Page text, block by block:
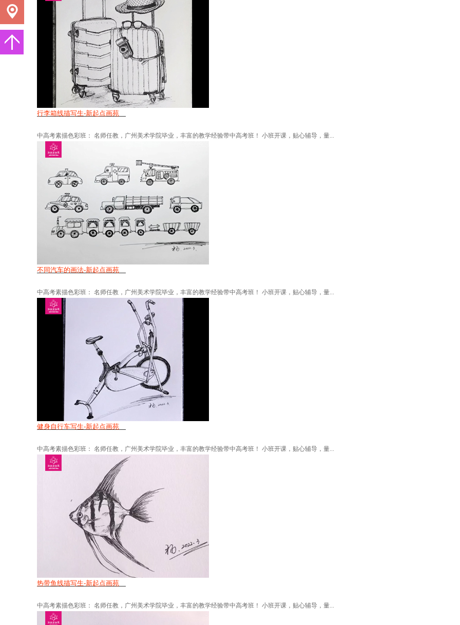
行李箱线描写生-新起点画苑
中高考素描色彩班： 名师任教，广州美术学院毕业，丰富的教学经验带中高考班！ 小班开课，贴心辅导，量...
不同汽车的画法-新起点画苑
中高考素描色彩班： 名师任教，广州美术学院毕业，丰富的教学经验带中高考班！ 小班开课，贴心辅导，量...
健身自行车写生-新起点画苑
中高考素描色彩班： 名师任教，广州美术学院毕业，丰富的教学经验带中高考班！ 小班开课，贴心辅导，量...
热带鱼线描写生-新起点画苑
中高考素描色彩班： 名师任教，广州美术学院毕业，丰富的教学经验带中高考班！ 小班开课，贴心辅导，量...